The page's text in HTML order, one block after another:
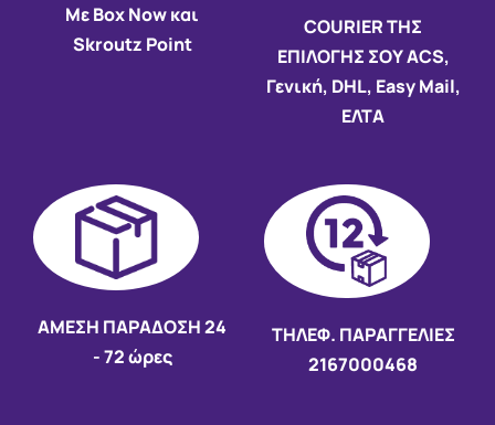
Με Box Now και
Skroutz Point
COURIER ΤΗΣ
ΕΠΙΛΟΓΗΣ ΣΟΥ ACS,
Γενική, DHL, Easy Mail,
ΕΛΤΑ
AMEΣΗ ΠΑΡΑΔΟΣΗ24
- 72 ώρες
ΤΗΛΕΦ. ΠΑΡΑΓΓΕΛΙΕΣ
2167000468